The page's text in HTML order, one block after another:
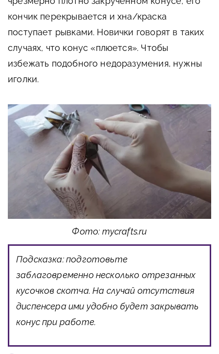
кончик перекрывается и хна/краска
поступает рывками. Новички говорят в таких
случаях, что конус «плюется». Чтобы
избежать подобного недоразумения, нужны
иголки.
Фото: mycrafts.ru
Подсказка:подготовьте
заблаговременно несколько отрезанных
кусочков скотча. На случай отсутствия
диспенсера ими удобно будет закрывать
конус при работе.